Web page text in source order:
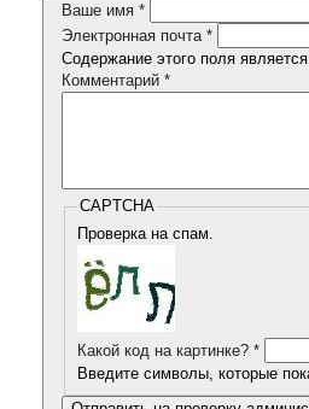
Ваше имя *
Электронная почта *
Содержание этого поля
Комментарий *
CAPTCHA
Проверка на спам.
Какой код на картинке? *
Введите символы, которые